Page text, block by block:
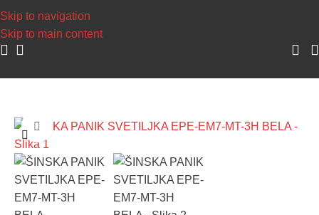
Skip to navigation
Skip to main content
Uvećaj sliku